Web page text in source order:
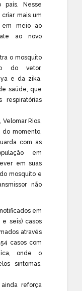
país. Nesse
mais um
em meio ao
ao novo
o mosquito
do vetor,
e da zika.
saúde, que
respiratórias
Rios,
momento,
com as
em
em suas
mosquito e
não
em
e seis) casos
através
casos com
onde o
sintomas,
reforça